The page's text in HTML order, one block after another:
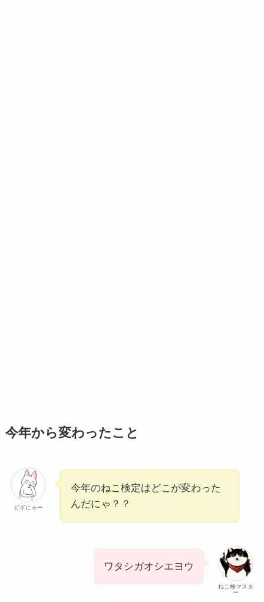
今年から変わったこと
ビギにゃー
今年のねこ検定はどこが変わった
んだにゃ？？
ねこ検マスタ
ー
ワタシガオシエヨウ